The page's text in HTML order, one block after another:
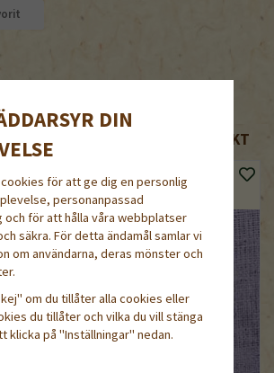
TILLBEHÖR TILL DENNA PRODUKT
DIN
cookies för att ge dig en personlig
personanpassad
och för att hålla våra webbplatser
säkra. För detta ändamål samlar vi
om användarna, deras mönster och
om du tillåter alla cookies eller
du tillåter och vilka du vill stänga
klicka på "Inställningar" nedan.